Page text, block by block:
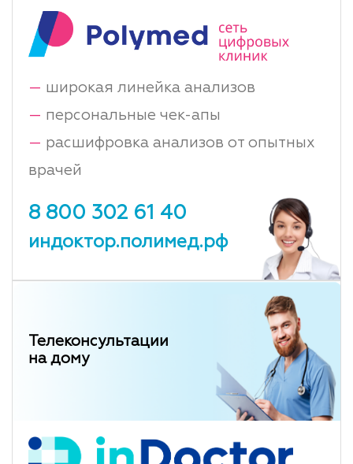
— широкая линейка анализов
— персональные чек-апы
— расшифровка анализов от опытных
врачей
8 800 302 61 40
индоктор.полимед.рф
Телеконсультации
на дому